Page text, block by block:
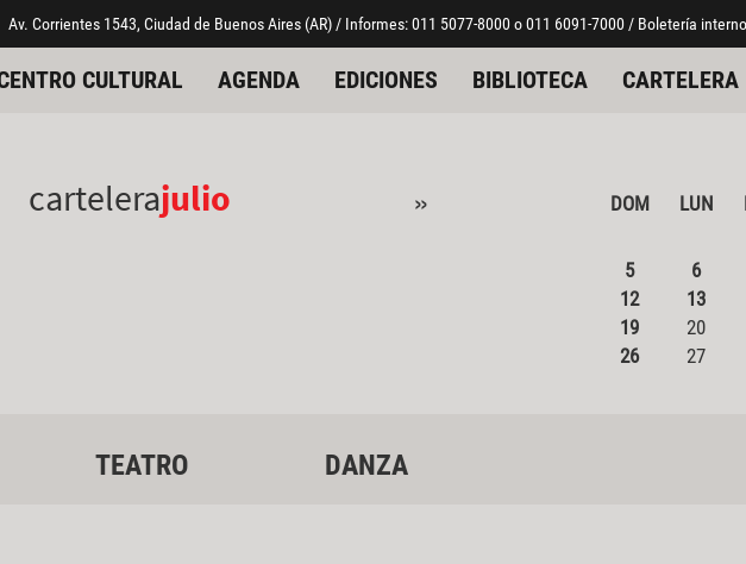
Av. Corrientes 1543, Ciudad de Buenos Aires (AR) / Informes: 011 5077-8000 o 011 6091-7000 / Boletería
CULTURAL AGENDA EDICIONES BIBLIOTECA CARTELERA
cartelerajulio » DOM LUN
5
6
12
13
19
20
26
27
TEATRO DANZA